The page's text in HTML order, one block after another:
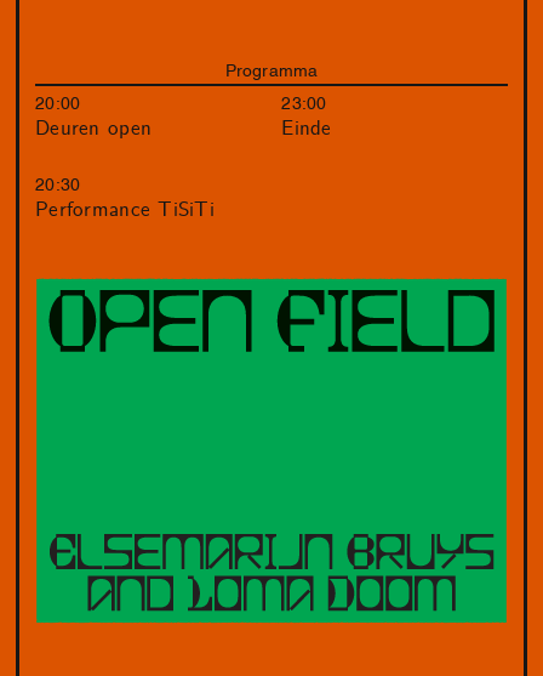
Programma
20:00
Deuren open
20:30
Performance TiSiTi
23:00
Einde